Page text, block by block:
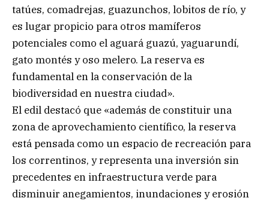
tatúes, comadrejas, guazunchos, lobitos de río, y
es lugar propicio para otros mamíferos
potenciales como el aguará guazú, yaguarundí,
gato montés y oso melero. La reserva es
fundamental en la conservación de la
biodiversidad en nuestra ciudad».
El edil destacó que «además de constituir una
zona de aprovechamiento científico, la reserva
está pensada como un espacio de recreación para
los correntinos, y representa una inversión sin
precedentes en infraestructura verde para
disminuir anegamientos, inundaciones y erosión